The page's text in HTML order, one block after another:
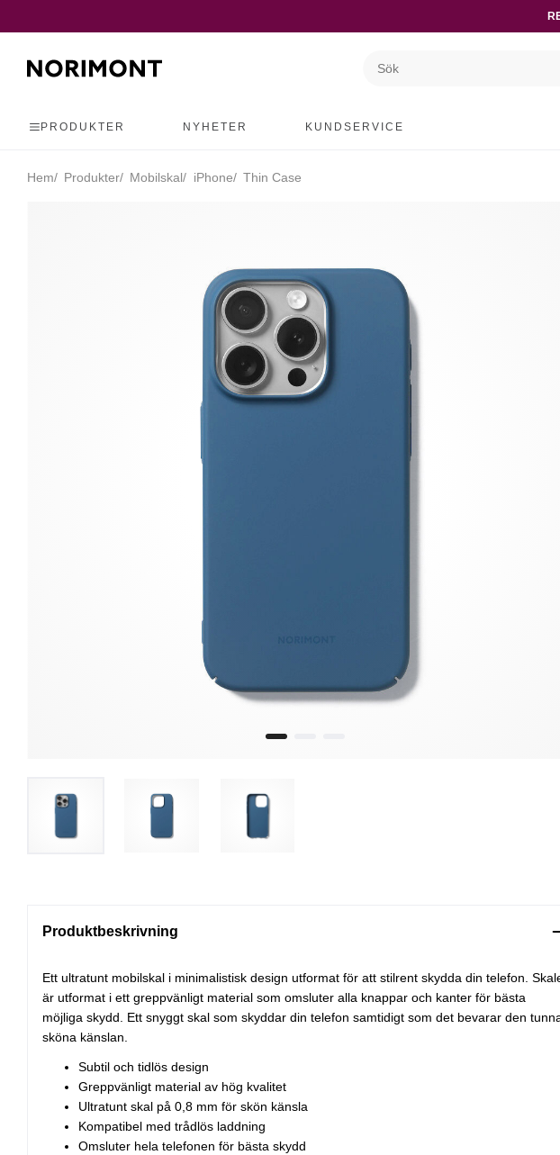
PRODUKTER NYHETER KUNDSERVICE
Hem Produkter Mobilskal iPhone Thin Case
Produktbeskrivning
Ett ultratunt mobilskal i minimalistisk design utformat för att stilrent skydda din telefon.
är utformat i ett greppvänligt material som omsluter alla knappar och kanter för bästa
möjliga skydd. Ett snyggt skal som skyddar din telefon samtidigt som det bevarar den
sköna känslan.
Subtil och tidlös design
Greppvänligt material av hög kvalitet
Ultratunt skal på 0,8 mm för skön känsla
Kompatibel med trådlös laddning
Omsluter hela telefonen för bästa skydd